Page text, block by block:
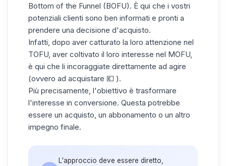
Bottom of the Funnel (BOFU). È qui che i vostri
potenziali clienti sono ben informati e pronti a
prendere una decisione d'acquisto.
Infatti, dopo aver catturato la loro attenzione nel
TOFU, aver coltivato il loro interesse nel MOFU,
è qui che li incoraggiate direttamente ad agire
(ovvero ad acquistare 💶 ).
Più precisamente, l'obiettivo è trasformare
l'interesse in conversione. Questa potrebbe
essere un acquisto, un abbonamento o un altro
impegno finale.
L'approccio deve essere diretto,